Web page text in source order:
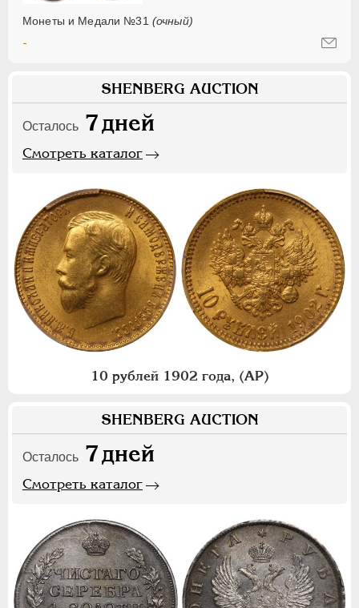
Монеты и Медали №31 (очный)
-
SHENBERG AUCTION
Осталось 7дней
Смотреть каталог
10 рублей 1902 года, (АР)
SHENBERG AUCTION
Осталось 7дней
Смотреть каталог